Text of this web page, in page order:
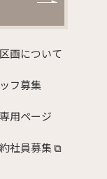
画について
フ募集
用ページ
社員募集 ⧉